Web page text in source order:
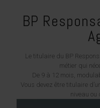
BP
Le titulaire du BP
métier qui
De 9 à 12 mois,
Vous devez être titulaire
niveau ou